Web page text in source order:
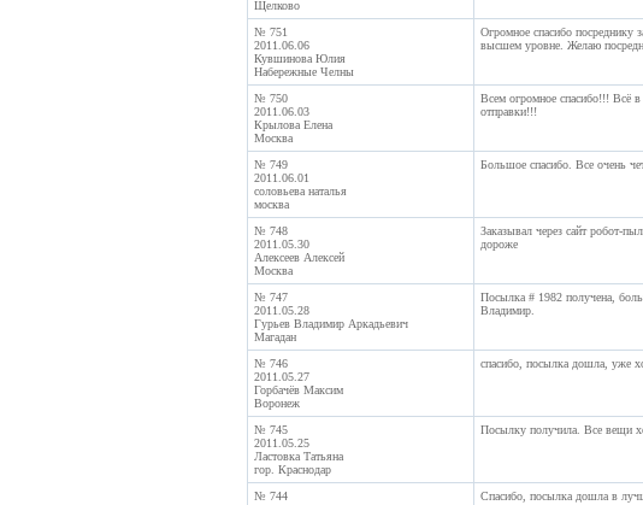
Щелково
№ 751
2011.06.06
Кувшинова Юлия
Набережные Челны
Огромное спасибо посреднику
высшем уровне. Желаю
№ 750
2011.06.03
Крылова Елена
Москва
Всем огромное спасибо!!! Всё в
отправки!!!
№ 749
2011.06.01
соловьева наталья
москва
Большое спасибо. Все очень
№ 748
2011.05.30
Алексеев Алексей
Москва
Заказывал через сайт робот-
дороже
№ 747
2011.05.28
Гурьев Владимир Аркадьевич
Магадан
Посылка # 1982 получена,
Владимир.
№ 746
2011.05.27
Горбачёв Максим
Воронеж
спасибо, посылка дошла, уже
№ 745
2011.05.25
Ластовка Татьяна
гор. Краснодар
Посылку получила. Все вещи
№ 744
Спасибо, посылка дошла в